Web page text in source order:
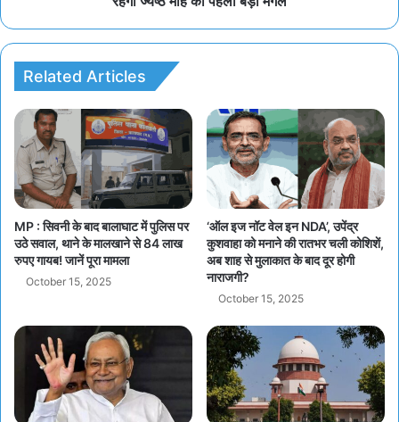
Related Articles
MP : सिवनी के बाद बालाघाट में पुलिस पर
उठे सवाल, थाने के मालखाने से 84 लाख
रुपए गायब! जानें पूरा मामला
October 15, 2025
‘ऑल इज नॉट वेल इन NDA’, उपेंद्र
कुशवाहा को मनाने की रातभर चली कोशिशें,
अब शाह से मुलाकात के बाद दूर होगी
नाराजगी?
October 15, 2025